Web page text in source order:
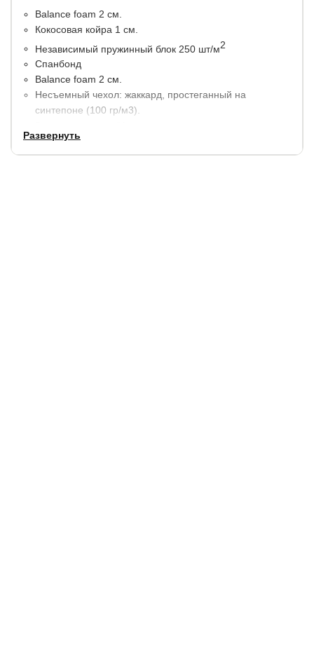
​Balance foam 2 см.
Кокосовая койра 1 см.
Независимый пружинный блок 250 шт/м2
Спанбонд
Balance foam 2 см.
Несъемный чехол: жаккард, простеганный на
синтепоне (100 гр/м3).
Максимальная нагрузка на 1 спальное место 100 кг.
Развернуть